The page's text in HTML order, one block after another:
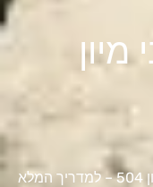
מיון